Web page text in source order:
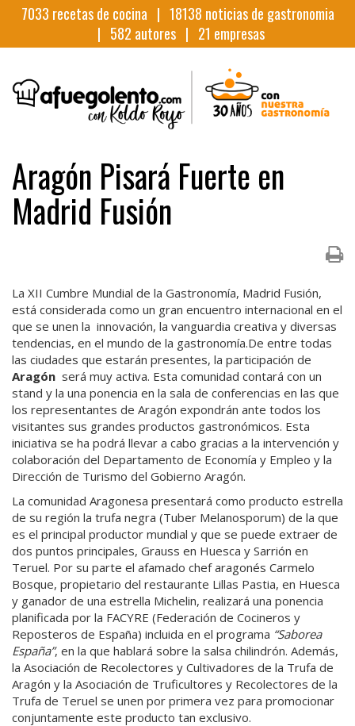
7033 recetas de cocina | 18138 noticias de gastronomia
| 582 autores | 21 empresas
Aragón Pisará Fuerte en
Madrid Fusión
La XII Cumbre Mundial de la Gastronomía, Madrid Fusión,
está considerada como un gran encuentro internacional en el
que se unen la innovación, la vanguardia creativa y diversas
tendencias, en el mundo de la gastronomía.De entre todas
las ciudades que estarán presentes, la participación de
Aragón será muy activa. Esta comunidad contará con un
stand y la una ponencia en la sala de conferencias en las que
los representantes de Aragón expondrán ante todos los
visitantes sus grandes productos gastronómicos. Esta
iniciativa se ha podrá llevar a cabo gracias a la intervención y
colaboración del Departamento de Economía y Empleo y la
Dirección de Turismo del Gobierno Aragón.
La comunidad Aragonesa presentará como producto estrella
de su región la trufa negra (Tuber Melanosporum) de la que
es el principal productor mundial y que se puede extraer de
dos puntos principales, Grauss en Huesca y Sarrión en
Teruel. Por su parte el afamado chef aragonés Carmelo
Bosque, propietario del restaurante Lillas Pastia, en Huesca
y ganador de una estrella Michelin, realizará una ponencia
planificada por la FACYRE (Federación de Cocineros y
Reposteros de España) incluida en el programa “Saborea
España”, en la que hablará sobre la salsa chilindrón. Además,
la Asociación de Recolectores y Cultivadores de la Trufa de
Aragón y la Asociación de Truficultores y Recolectores de la
Trufa de Teruel se unen por primera vez para promocionar
conjuntamente este producto tan exclusivo.